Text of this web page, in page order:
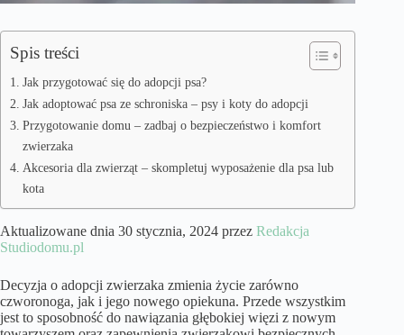
Spis treści
Jak przygotować się do adopcji psa?
Jak adoptować psa ze schroniska – psy i koty do adopcji
Przygotowanie domu – zadbaj o bezpieczeństwo i komfort
zwierzaka
Akcesoria dla zwierząt – skompletuj wyposażenie dla psa lub
kota
Aktualizowane dnia 30 stycznia, 2024 przez Redakcja
Studiodomu.pl
Decyzja o adopcji zwierzaka zmienia życie zarówno
czworonoga, jak i jego nowego opiekuna. Przede wszystkim
jest to sposobność do nawiązania głębokiej więzi z nowym